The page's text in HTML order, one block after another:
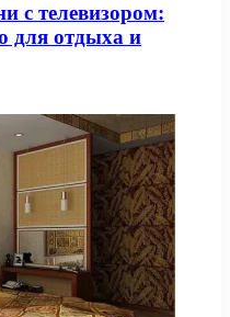
с телевизором:
для отдыха и